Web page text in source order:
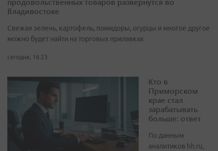
Владивостоке
Свежая зелень, картофель, помидоры, огурцы и многое другое
можно будет найти на торговых прилавках
сегодня, 16:23
Кто в
Приморском
крае стал
зарабатывать
больше: ответ
По данным
аналитиков hh.ru,